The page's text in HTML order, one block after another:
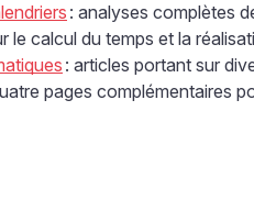
: analyses complètes
le calcul du temps et la
: articles portant sur
pages complémentaires